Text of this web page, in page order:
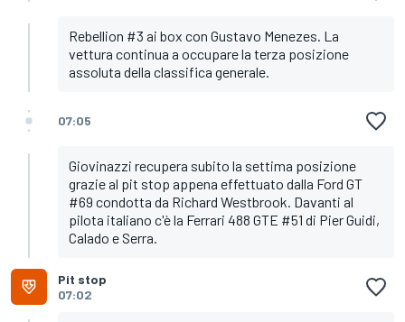
Rebellion #3 ai box con Gustavo Menezes. La
vettura continua a occupare la terza posizione
assoluta della classifica generale.
07:05
Giovinazzi recupera subito la settima posizione
grazie al pit stop appena effettuato dalla Ford GT
#69 condotta da Richard Westbrook. Davanti al
pilota italiano c'è la Ferrari 488 GTE #51 di Pier Guidi,
Calado e Serra.
Pit stop
07:02